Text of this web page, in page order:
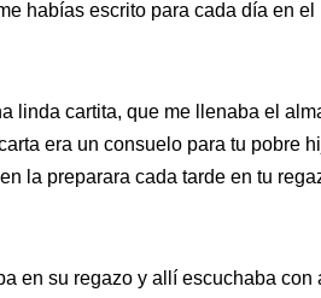
habías escrito para cada día en
linda cartita, que me llenaba el
era un consuelo para tu pobre
la preparara cada tarde en tu
en su regazo y allí escuchaba